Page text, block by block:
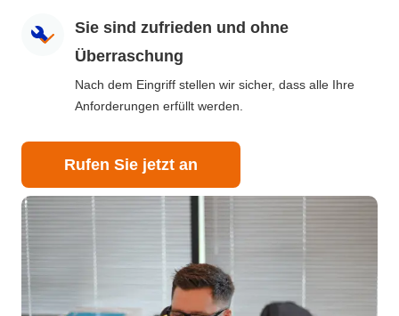
Sie sind zufrieden und ohne
Überraschung
Nach dem Eingriff stellen wir sicher, dass alle Ihre
Anforderungen erfüllt werden.
Rufen Sie jetzt an